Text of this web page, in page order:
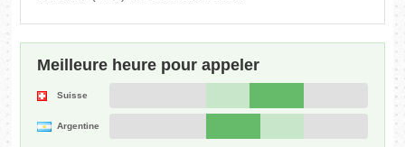
Meilleure heure pour appeler
Suisse
Argentine